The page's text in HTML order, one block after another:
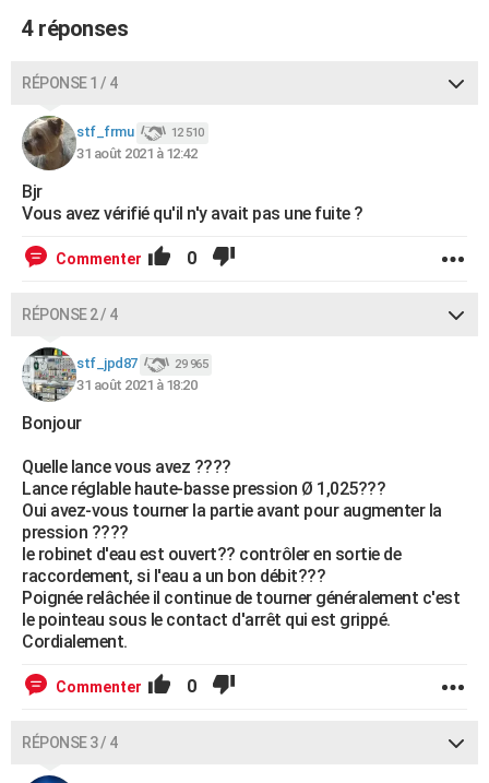
COPAINS D'AVANT
Bricolage
Lifestyle
Culture
Sport
Auto
Television
Voyage
Cinema
4 réponses
RÉPONSE 1 / 4
stf_frmu 12 510
31 août 2021 à 12:42
Bjr
Vous avez vérifié qu'il n'y avait pas une fuite ?
Commenter 0
RÉPONSE 2 / 4
stf_jpd87 29 965
31 août 2021 à 18:20
Bonjour
Quelle lance vous avez ????
Lance réglable haute-basse pression Ø 1,025???
Oui avez-vous tourner la partie avant pour augmenter la
pression ????
le robinet d'eau est ouvert?? contrôler en sortie de
raccordement, si l'eau a un bon débit???
Poignée relâchée il continue de tourner généralement c'est
le pointeau sous le contact d'arrêt qui est grippé.
Cordialement.
Commenter 0
RÉPONSE 3 / 4